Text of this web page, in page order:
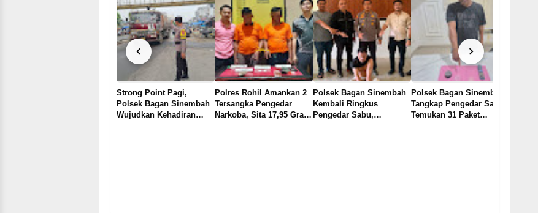
Strong Point Pagi,
Polsek Bagan Sinembah
Wujudkan Kehadiran
Polres Rohil Amankan 2
Tersangka Pengedar
Narkoba, Sita 17,95 Gram
Polsek Bagan Sinembah
Kembali Ringkus
Pengedar Sabu,
Polsek Bagan Sinembah
Tangkap Pengedar Sabu,
Temukan 31 Paket